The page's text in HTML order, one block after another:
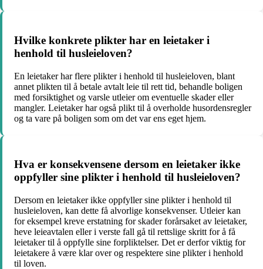
Hvilke konkrete plikter har en leietaker i
henhold til husleieloven?
En leietaker har flere plikter i henhold til husleieloven, blant
annet plikten til å betale avtalt leie til rett tid, behandle boligen
med forsiktighet og varsle utleier om eventuelle skader eller
mangler. Leietaker har også plikt til å overholde husordensregler
og ta vare på boligen som om det var ens eget hjem.
Hva er konsekvensene dersom en leietaker ikke
oppfyller sine plikter i henhold til husleieloven?
Dersom en leietaker ikke oppfyller sine plikter i henhold til
husleieloven, kan dette få alvorlige konsekvenser. Utleier kan
for eksempel kreve erstatning for skader forårsaket av leietaker,
heve leieavtalen eller i verste fall gå til rettslige skritt for å få
leietaker til å oppfylle sine forpliktelser. Det er derfor viktig for
leietakere å være klar over og respektere sine plikter i henhold
til loven.